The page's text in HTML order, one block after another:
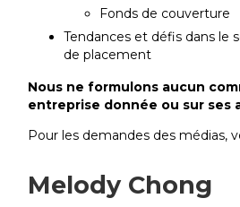
Fonds de couverture
Tendances et défis dans le
de placement
Nous ne formulons aucun
entreprise donnée ou sur ses
Pour les demandes des médias,
Melody Chong